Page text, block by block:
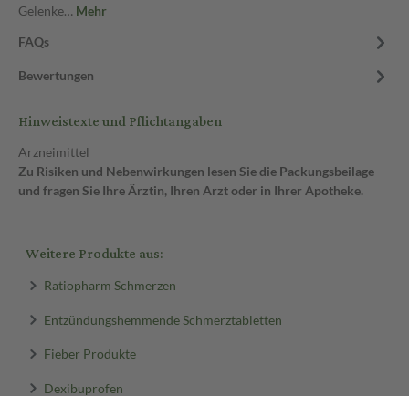
Gelenke… Mehr
FAQs
Bewertungen
Hinweistexte und Pflichtangaben
Arzneimittel
Zu Risiken und Nebenwirkungen lesen Sie die Packungsbeilage
und fragen Sie Ihre Ärztin, Ihren Arzt oder in Ihrer Apotheke.
Weitere Produkte aus:
Ratiopharm Schmerzen
Entzündungshemmende Schmerztabletten
Fieber Produkte
Dexibuprofen